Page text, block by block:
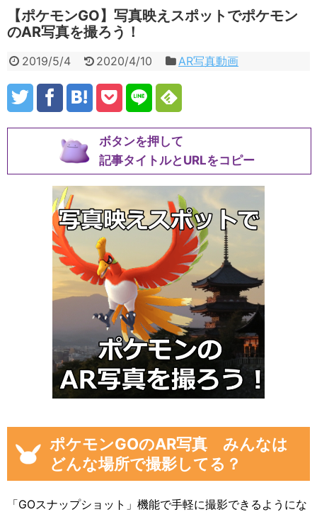
【ポケモンGO】写真映えスポットでポケモン
のAR写真を撮ろう！
2019/5/4 2020/4/10 AR写真動画
ボタンを押して
記事タイトルとURLをコピー
ポケモンGOのAR写真 みんなは
どんな場所で撮影してる？
「GOスナップショット」機能で手軽に撮影できるようにな